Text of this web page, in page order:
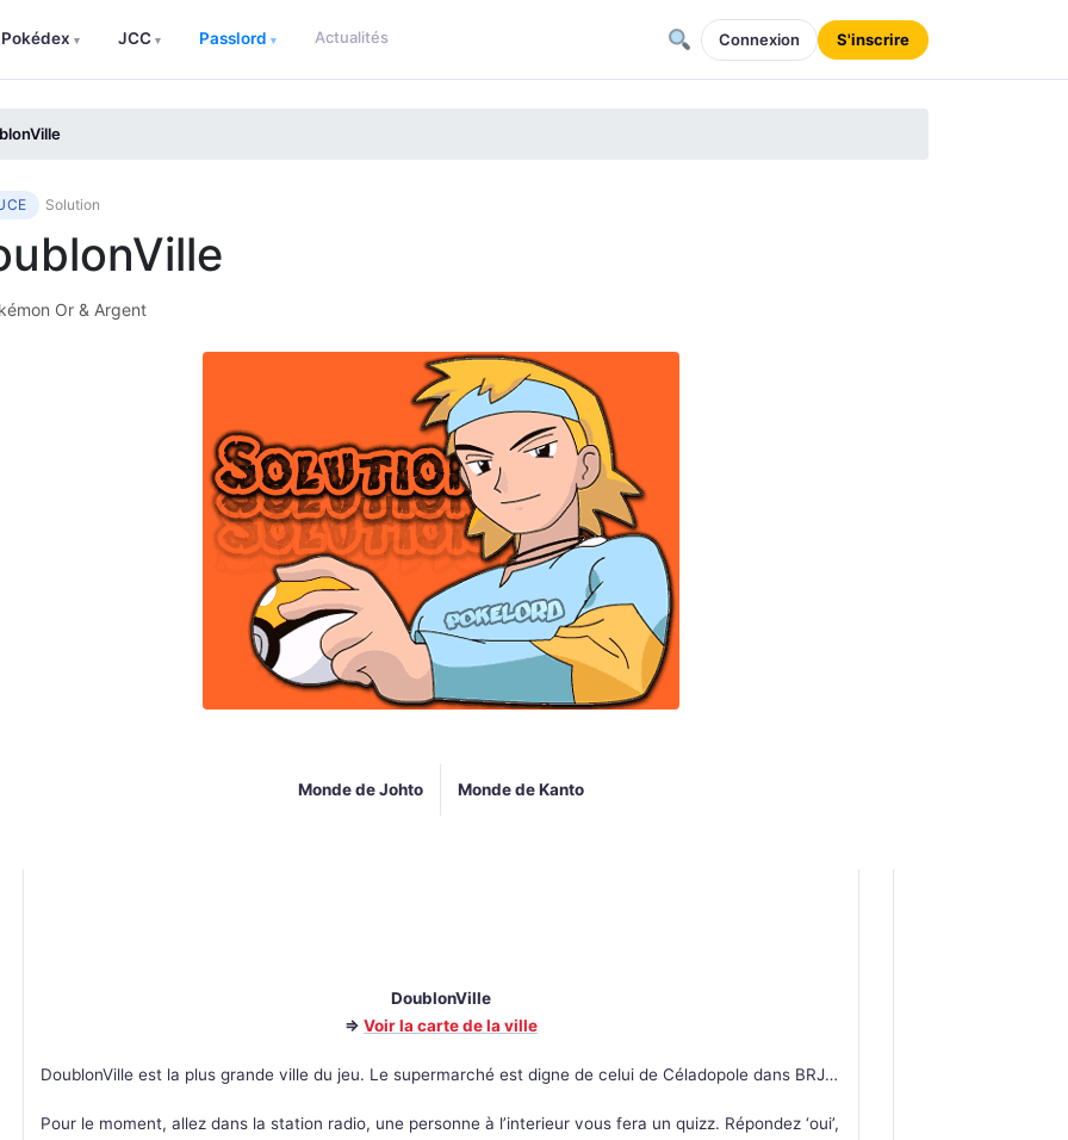
Pokédex ▾ JCC ▾ Passlord ▾ Actualités Connexion S'inscrire
Solution
Or & Argent
Monde de Johto Monde de Kanto
DoublonVille
=> Voir la carte de la ville
DoublonVille est la plus grande ville du jeu. Le supermarché est digne de celui de Céladopole dans BRJ…
Pour le moment, allez dans la station radio, une personne à l’interieur vous fera un quizz. Répondez ‘oui’,